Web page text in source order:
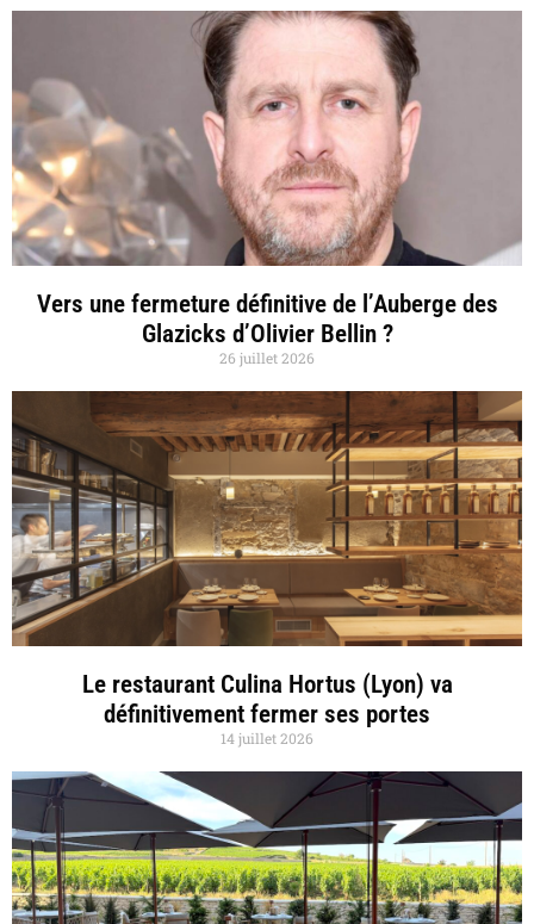
Vers une fermeture définitive de l’Auberge des
Glazicks d’Olivier Bellin ?
26 juillet 2026
Le restaurant Culina Hortus (Lyon) va
définitivement fermer ses portes
14 juillet 2026